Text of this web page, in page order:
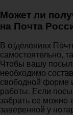
Может ли
на Почта
В отделениях
самостоятельно,
Чтобы вашу
необходимо
свободной форме
работы. Если
забрать ее можно
заверенной у